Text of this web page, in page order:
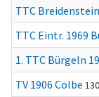
TTC Breidenstein
TTC Eintr. 1969
1. TTC Bürgeln
TV 1906 Cölbe